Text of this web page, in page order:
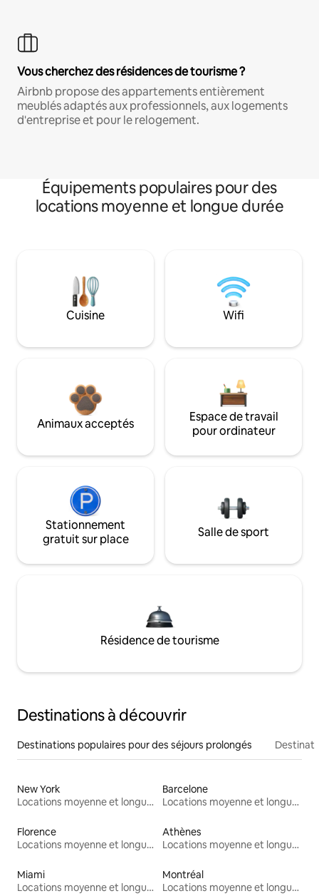
Vous cherchez des résidences de tourisme ?
Airbnb propose des appartements entièrement
meublés adaptés aux professionnels, aux logements
d'entreprise et pour le relogement.
Équipements populaires pour des
locations moyenne et longue durée
Cuisine Wifi
Animaux acceptés
Espace de travail
pour ordinateur
Stationnement
gratuit sur place
Salle de sport
Résidence de tourisme
Destinations à découvrir
Destinations populaires pour des séjours prolongés
New York
Locations moyenne et longue durée
Barcelone
Locations moyenne et longue durée
Florence
Locations moyenne et longue durée
Athènes
Locations moyenne et longue durée
Miami
Locations moyenne et longue durée
Montréal
Locations moyenne et longue durée